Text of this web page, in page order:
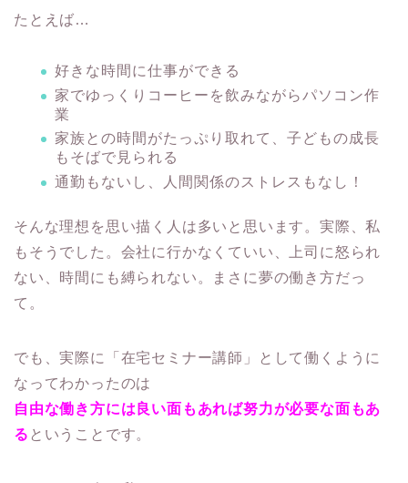
たとえば…
好きな時間に仕事ができる
家でゆっくりコーヒーを飲みながらパソコン作
業
家族との時間がたっぷり取れて、子どもの成長
もそばで見られる
通勤もないし、人間関係のストレスもなし！
そんな理想を思い描く人は多いと思います。実際、私
もそうでした。会社に行かなくていい、上司に怒られ
ない、時間にも縛られない。まさに夢の働き方だっ
て。
でも、実際に「在宅セミナー講師」として働くように
なってわかったのは
自由な働き方には良い面もあれば努力が必要な面もあ
る ということです。